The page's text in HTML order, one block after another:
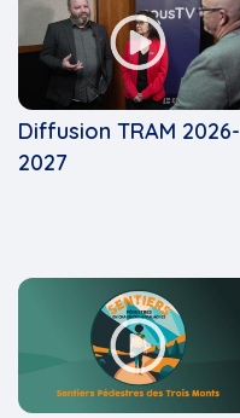
Diffusion TRAM 2026-
2027